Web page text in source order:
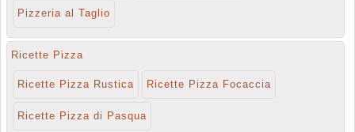
Pizzeria al Taglio
Ricette Pizza
Ricette Pizza Rustica Ricette Pizza Focaccia
Ricette Pizza di Pasqua